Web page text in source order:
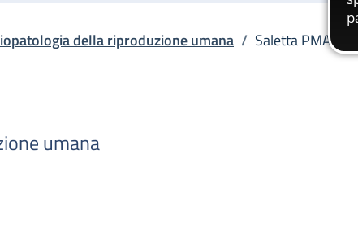
della riproduzione umana / Saletta PMA
umana